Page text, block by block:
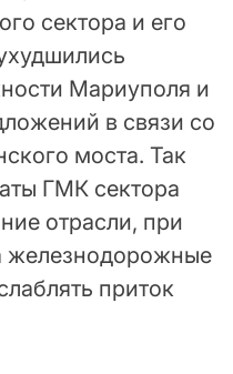
сектора и его
Мариуполя и
в связи со
моста. Так
ГМК сектора
отрасли, при
железнодорожные
приток